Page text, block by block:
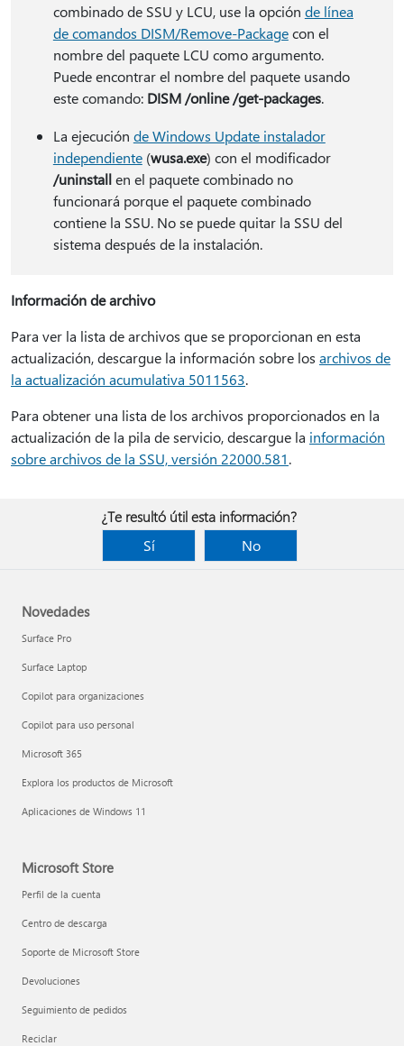
combinado de SSU y LCU, use la opción de línea
de comandos DISM/Remove-Packagecon el
nombre del paquete LCU como argumento.
Puede encontrar el nombre del paquete usando
este comando: DISM /online /get-packages.
La ejecución de Windows Update instalador
independiente(wusa.exe) con el modificador
/uninstallen el paquete combinado no
funcionará porque el paquete combinado
contiene la SSU. No se puede quitar la SSU del
sistema después de la instalación.
Información de archivo
Para ver la lista de archivos que se proporcionan en esta
actualización, descargue la información sobre los archivos de
la actualización acumulativa 5011563.
Para obtener una lista de los archivos proporcionados en la
actualización de la pila de servicio, descargue la información
sobre archivos de la SSU, versión 22000.581.
¿Te resultó útil esta información?
Sí
No
Novedades
Surface Pro
Surface Laptop
Copilot para organizaciones
Copilot para uso personal
Microsoft 365
Explora los productos de Microsoft
Aplicaciones de Windows 11
Microsoft Store
Perfil de la cuenta
Centro de descarga
Soporte de Microsoft Store
Devoluciones
Seguimiento de pedidos
Reciclar